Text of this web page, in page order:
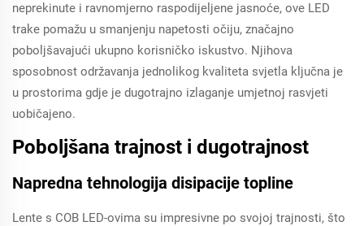
neprekinute i ravnomjerno raspodijeljene jasnoće, ove LED
trake pomažu u smanjenju napetosti očiju, značajno
poboljšavajući ukupno korisničko iskustvo. Njihova
sposobnost održavanja jednolikog kvaliteta svjetla ključna je
u prostorima gdje je dugotrajno izlaganje umjetnoj rasvjeti
uobičajeno.
Poboljšana trajnost i dugotrajnost
Napredna tehnologija disipacije topline
Lente s COB LED-ovima su impresivne po svojoj trajnosti, što